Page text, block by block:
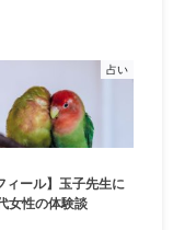
占い
ィール】玉子先生に
女性の体験談